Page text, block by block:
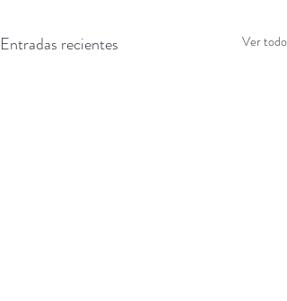
Entradas recientes Ver todo